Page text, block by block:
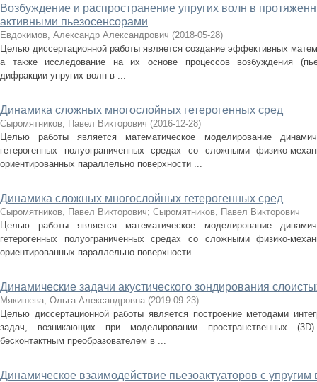
Возбуждение и распространение упругих волн в
активными пьезосенсорами
Евдокимов, Александр Александрович (2018-05-28)
Целью диссертационной работы является создание эффективных
а также исследование на их основе процессов возбуждения
дифракции упругих волн в ...
Динамика сложных многослойных гетерогенных сред
Сыромятников, Павел Викторович (2016-12-28)
Целью работы является математическое моделирование
гетерогенных полуограниченных средах со сложными физико-
ориентированных параллельно поверхности ...
Динамика сложных многослойных гетерогенных сред
Сыромятников, Павел Викторович; Сыромятников, Павел Викторович
Целью работы является математическое моделирование
гетерогенных полуограниченных средах со сложными физико-
ориентированных параллельно поверхности ...
Динамические задачи акустического зондирования
Мякишева, Ольга Александровна (2019-09-23)
Целью диссертационной работы является построение методами
задач, возникающих при моделировании пространственных
бесконтактным преобразователем в ...
Динамическое взаимодействие пьезоактуаторов с